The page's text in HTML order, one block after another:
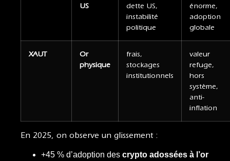
US
dette US,
instabilité
politique
énorme,
adoption
globale
XAUT
Or
physique
frais,
stockages
institutionnels
valeur
refuge,
hors
système,
anti-
inflation
En 2025, on observe un glissement :
+45 % d’adoption des crypto adossées à l’or